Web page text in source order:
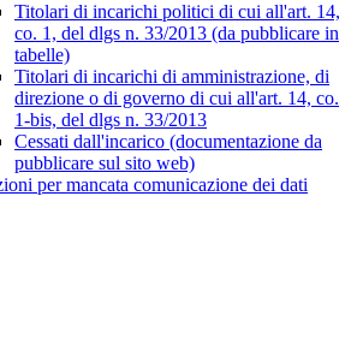
Titolari di incarichi politici di cui all'art. 14,
co. 1, del dlgs n. 33/2013 (da pubblicare in
tabelle)
Titolari di incarichi di amministrazione, di
direzione o di governo di cui all'art. 14, co.
1-bis, del dlgs n. 33/2013
Cessati dall'incarico (documentazione da
pubblicare sul sito web)
per mancata comunicazione dei dati